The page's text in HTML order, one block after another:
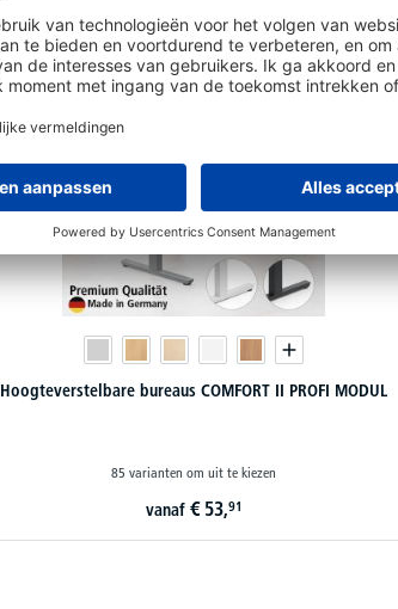
Hoogteverstelbare bureaus COMFORT II PROFI MODUL
85 varianten om uit te kiezen
vanaf € 53,91